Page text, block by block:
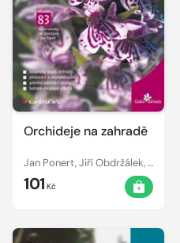
Orchideje na zahradě
Jan Ponert, Jiří Obdržálek, Pavel Sekerka
101 Kč